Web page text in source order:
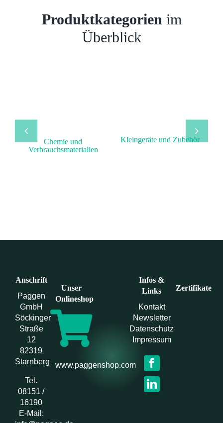
Produktkategorien im
Überblick
Chemie und
Verbrauchsmaterialien
Kleingeräte und Zubehör
Anschrift
Paggen
GmbH
Söckinger
Straße
12
82319
Starnberg
Tel.
08151 /
16190
E-Mail:
Unser
Onlineshop
www.paggenshop.com
Infos &
Links
Kontakt
Newsletter
Datenschutz
Impressum
Zertifikate